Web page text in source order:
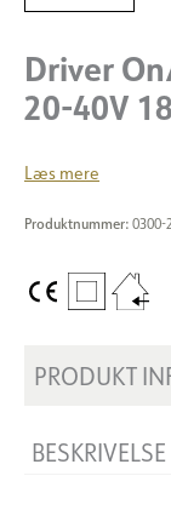
Driver
20-40V
Læs mere
Produktnummer: 0300-
PRODUKT
BESKRIVELSE